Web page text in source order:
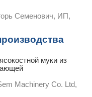
Семенович, ИП,
муки из
Machinery Co. Ltd,